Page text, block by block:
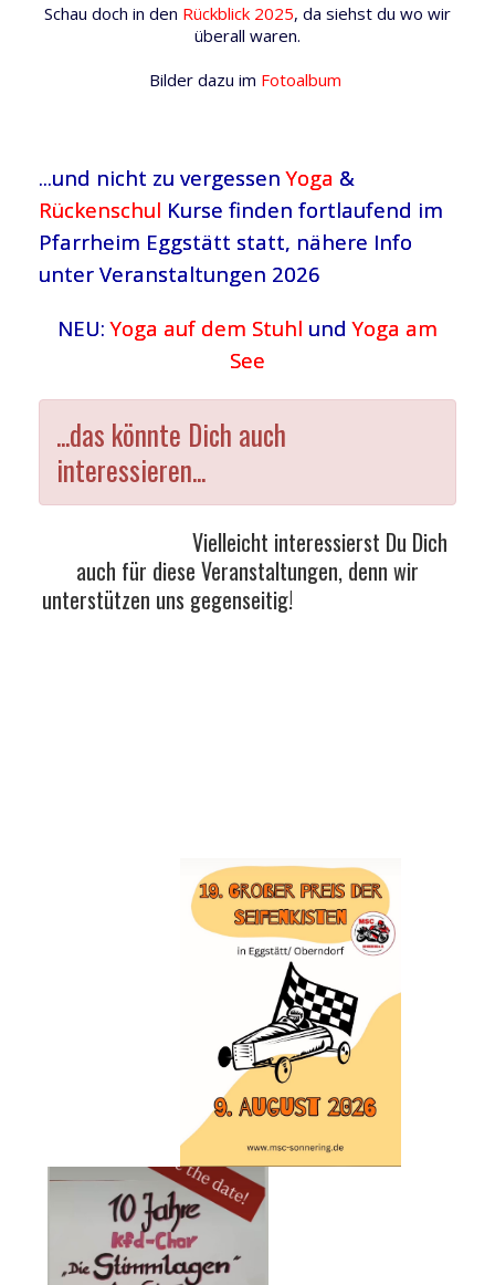
Schau doch in den Rückblick 2025, da siehst du wo wir
überall waren.
Bilder dazu im Fotoalbum
...und nicht zu vergessenYoga &
Rückenschul Kurse finden fortlaufend im
Pfarrheim Eggstätt statt, nähere Info
unter Veranstaltungen 2026
NEU:Yoga auf dem Stuhl undYoga am
See
...das könnte Dich auch
interessieren...
Vielleicht interessierst Du Dich
auch für diese Veranstaltungen, denn wir
unterstützen uns gegenseitig!